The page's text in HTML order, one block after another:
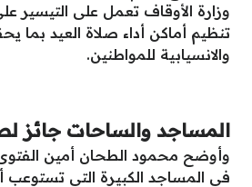
وزارة الأوقاف تعمل على التيسير
تنظيم أماكن أداء صلاة العيد بما
والانسيابية للمواطنين.
المساجد والساحات جائز
وأوضح محمود الطحان أمين الفتوى
في المساجد الكبيرة التي تستوعب